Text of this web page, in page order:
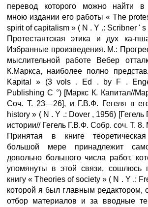
перевод которого можно найти в
мною издании его работы « The
spirit of capitalism » ( N . Y .: Scribner '
Протестантская этика и дух ка-
Избранные произведения. М.:
мыслительной работе Вебер
К.Маркса, наиболее полно
Kapital » (3 vols . Ed . by F .
Publishing C °) [Маркс К. Капитал//
Соч. Т. 23—26], и Г.В.Ф. Гегеля в
history » ( N . Y .: Dover , 1956)
истории// Гегель Г.В.Ф. Собр. соч. Т.
Принятая в книге
большой мере принадлежит
довольно большого числа работ,
упомянуты в этой связи, сошлюсь
книгу « Theories of society » ( N . Y .:
которой я был главным редактором,
отбор материалов и за вводные